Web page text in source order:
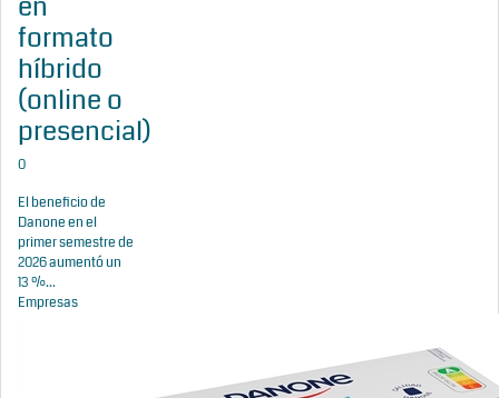
formato
híbrido
(online o
presencial)
0
El beneficio de
Danone en el
primer semestre de
2026 aumentó un
13 %...
Empresas